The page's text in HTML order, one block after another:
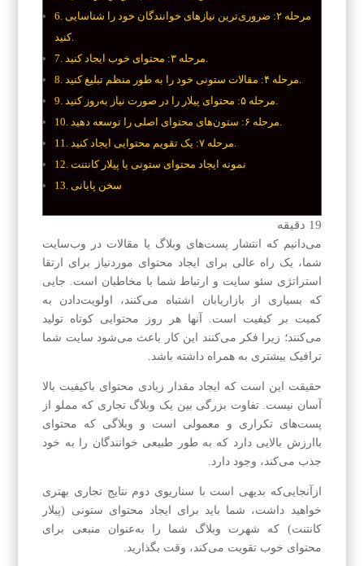
مرحله ۲: ضروری‌ترین نیازهای خوانندگان خود را شناسایی
کنید.
مرحله ۳: محتوای خوب ایجاد کنید.
مرحله ۴: مقالات ستونی خود را به طور منظم تبلیغ کنید.
مرحله ۵: محتوای پیلار را در صورت نیاز به‌روز کنید.
مرحله ۶: ستون‌های محتوای اصلی را توسعه دهید.
مرحله ۷: یک تقویم محتوایی ایجاد کنید.
نمونه ایجاد محتوای ستونی یا پیلار کانتنت
سخن پایانی
19 دقیقه
می‌دانیم که انتشار پست‌های وبلاگ یا مقالات در وب‌سایت
شما، یک راه عالی برای ایجاد محتوای موردنیاز برای ارتقا
استراتژی سئو سایت و ارتباط شما با مخاطبان است. جایی
که بسیاری از بازاریابان اشتباه می‌کنند، اولویت‌دادن به
کمیت بر کیفیت است. آنها هر روز محتوایی کوتاه تولید
می‌کنند؛ زیرا فکر می‌کنند این کار باعث می‌شود سایت شما
ترافیک بیشتری به همراه داشته باشد.
حقیقت این است که ایجاد مقدار زیادی محتوای باکیفیت بالا
آسان نیست. تفاوت بزرگی بین یک وبلاگ تجاری که مملو از
پست‌های تکراری و معمولی است و وبلاگی که محتوای
باارزش بالایی دارد که به طور طبیعی خوانندگان را به خود
جذب می‌کند، وجود دارد.
ازآنجایی‌که بدیهی است با سناریوی دوم نتایج تجاری بهتری
خواهید داشت، شما باید برای ایجاد محتوای ستونی (پیلار
کانتنت) که شهرت وبلاگ شما را به‌عنوان منبعی برای
محتوای خوب تقویت می‌کند، وقت بگذارید.